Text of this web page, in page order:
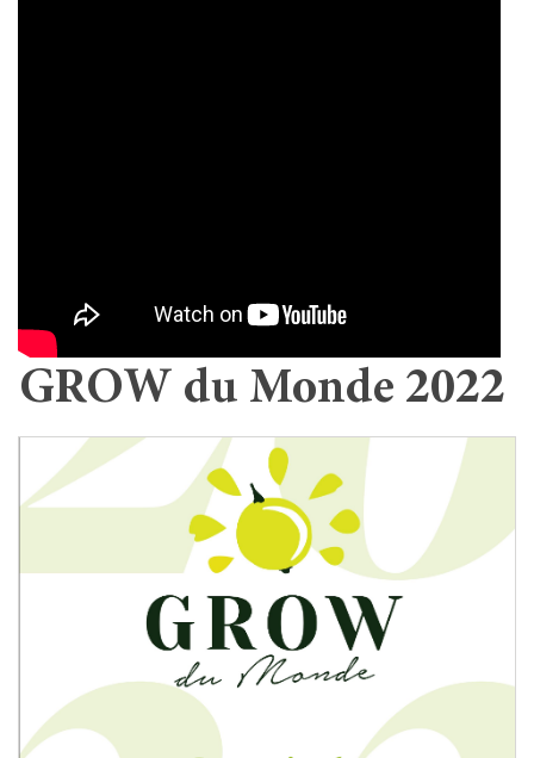
GROW du Monde 2022